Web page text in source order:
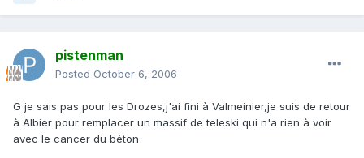
pistenman
Posted October 6, 2006
G je sais pas pour les Drozes,j'ai fini à Valmeinier,je suis de retour
à Albier pour remplacer un massif de teleski qui n'a rien à voir
avec le cancer du béton